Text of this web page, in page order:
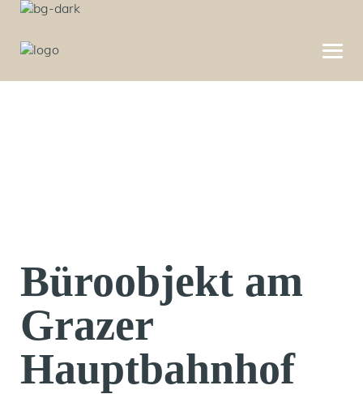
Büroobjekt am
Grazer
Hauptbahnhof